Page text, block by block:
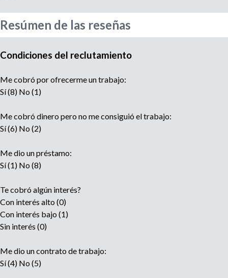
m
e
o
Resúmen de las reseñas
Condiciones del reclutamiento
Me cobró por ofrecerme un trabajo:
Sí (8) No (1)
Me cobró dinero pero no me consiguió el trabajo:
Sí (6) No (2)
Me dio un préstamo:
Sí (1) No (8)
Te cobró algún interés?
Con interés alto (0)
Con interés bajo (1)
Sin interés (0)
Me dio un contrato de trabajo:
Sí (4) No (5)